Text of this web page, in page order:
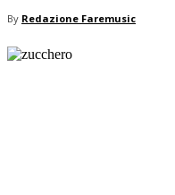
By Redazione Faremusic